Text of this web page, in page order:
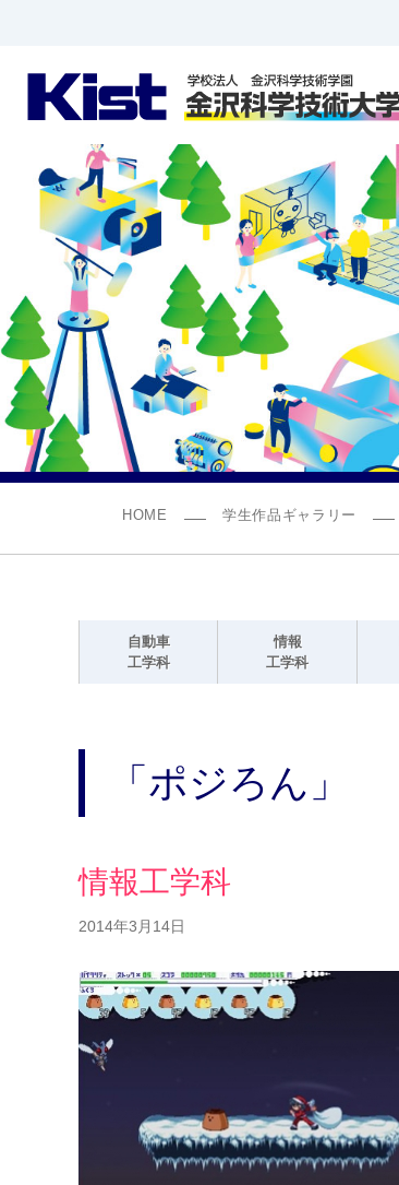
HOME 学生作品ギャラリー
自動車
工学科
情報
工学科
「ポジろん」
情報工学科
2014年3月14日